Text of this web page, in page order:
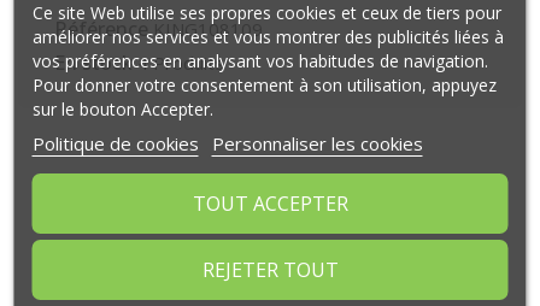
Référence KING108109
En stock 4 Produits
Aucun avis n'a été publié pour le moment.
Ce site Web utilise ses propres cookies et ceux de tiers pour
améliorer nos services et vous montrer des publicités liées à
vos préférences en analysant vos habitudes de navigation.
Pour donner votre consentement à son utilisation, appuyez
sur le bouton Accepter.
Politique de cookies Personnaliser les cookies
REJETER TOUT
TOUT ACCEPTER